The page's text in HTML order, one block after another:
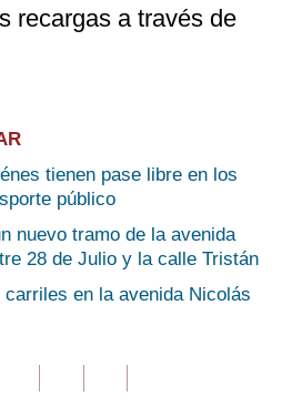
recargas a través de
tienen pase libre en los
público
nuevo tramo de la avenida
28 de Julio y la calle Tristán
en la avenida Nicolás